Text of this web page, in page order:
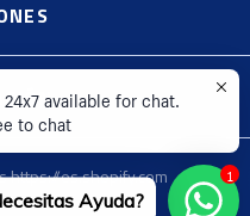
https://es.shopify.com
24x7 available for chat.
to chat
Ayuda?
1